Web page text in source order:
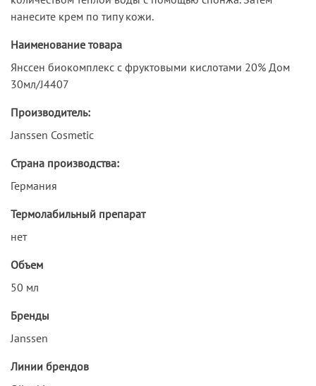
нанесите крем по типу кожи.
Наименование товара
Янссен биокомплекс с фруктовыми кислотами 20% Дом
30мл/J4407
Производитель:
Janssen Cosmetic
Страна производства:
Германия
Термолабильный препарат
нет
Объем
50 мл
Бренды
Janssen
Линии брендов